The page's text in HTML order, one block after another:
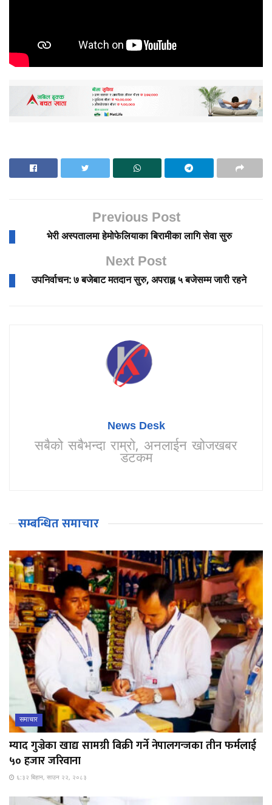
Previous Post
भेरी अस्पतालमा हेमोफेलियाका बिरामीका लागि सेवा सुरु
Next Post
उपनिर्वाचन: ७ बजेबाट मतदान सुरु, अपराह्न ५ बजेसम्म जारी रहने
News Desk
सबैको सबैभन्दा राम्रो, अनलाईन खोजखबर
डटकम
सम्बन्धित समाचार
समाचार
म्याद गुज्रेका खाद्य सामग्री बिक्री गर्ने नेपालगन्जका तीन फर्मलाई
५० हजार जरिवाना
६:३२ बिहान, साउन २२, २०८३